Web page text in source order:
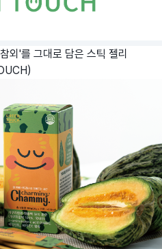
외'를 그대로 담은 스틱 젤리